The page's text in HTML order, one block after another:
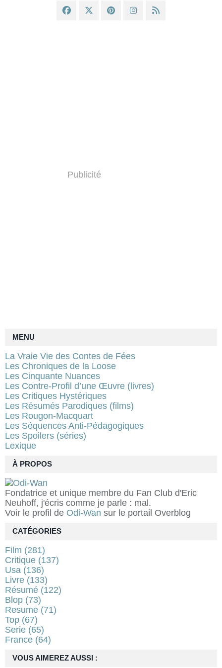
À PROPOS
Fondatrice et unique membre du Fan Club d'Eric
Neuhoff, j'écris comme je parle : mal.
Voir le profil de Odi-Wan sur le portail Overblog
Publicité
VOUS AIMEREZ AUSSI :
MENU
La Vraie Vie des Contes de Fées
Les Chroniques de la Loose
Les Cinquante Nuances
Les Contre-Profil d’une Œuvre (livres)
Les Critiques Hystériques
Les Résumés Parodiques (films)
Les Rougon-Macquart
Les Séquences Anti-Pédagogiques
Les Spoilers (séries)
Lexique
CATÉGORIES
Film (281)
Critique (137)
Usa (136)
Livre (133)
Résumé (122)
Blop (73)
Resume (71)
Top (67)
Serie (65)
France (64)